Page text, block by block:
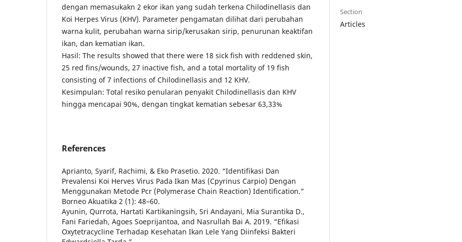
dengan memasukakn 2 ekor ikan yang sudah terkena Chilodinellasis dan
Koi Herpes Virus (KHV). Parameter pengamatan dilihat dari perubahan
warna kulit, perubahan warna sirip/kerusakan sirip, penurunan keaktifan
ikan, dan kematian ikan.
Hasil: The results showed that there were 18 sick fish with reddened skin,
25 red fins/wounds, 27 inactive fish, and a total mortality of 19 fish
consisting of 7 infections of Chilodinellasis and 12 KHV.
Kesimpulan: Total resiko penularan penyakit Chilodinellasis dan KHV
hingga mencapai 90%, dengan tingkat kematian sebesar 63,33%
References
Aprianto, Syarif, Rachimi, & Eko Prasetio. 2020. “Identifikasi Dan
Prevalensi Koi Herves Virus Pada Ikan Mas (Cpyrinus Carpio) Dengan
Menggunakan Metode Pcr (Polymerase Chain Reaction) Identification.”
Borneo Akuatika 2 (1): 48–60.
Ayunin, Qurrota, Hartati Kartikaningsih, Sri Andayani, Mia Surantika D.,
Fani Fariedah, Agoes Soeprijantoa, and Nasrullah Bai A. 2019. “Efikasi
Oxytetracycline Terhadap Kesehatan Ikan Lele Yang Diinfeksi Bakteri
Section
Articles